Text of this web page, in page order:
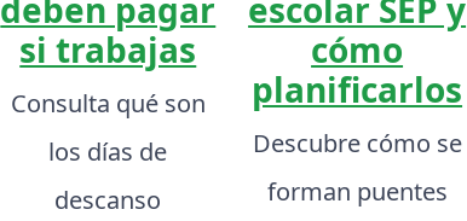
si trabajas
Consulta qué son
los días de
descanso
cómo
planificarlos
Descubre cómo se
forman puentes